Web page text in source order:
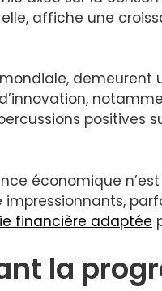
affiche une
demeurent
positives
économique
financière adaptée
la